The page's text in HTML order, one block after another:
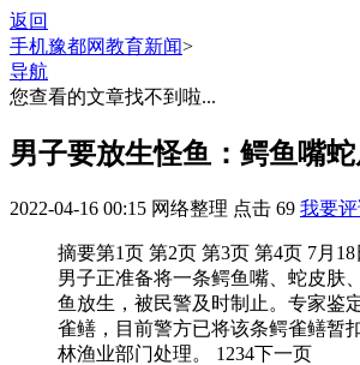
返回
手机豫都网教育新闻>
导航
您查看的文章找不到啦...
男子要放生怪鱼：鳄鱼嘴
2022-04-16 00:15 网络整理 点击 69 我要
摘要第1页 第2页 第3页 第4页 7月
男子正准备将一条鳄鱼嘴、蛇皮肤
鱼放生，被民警及时制止。专家鉴
雀鳝，目前警方已将该条鳄雀鳝暂
林渔业部门处理。 1234下一页